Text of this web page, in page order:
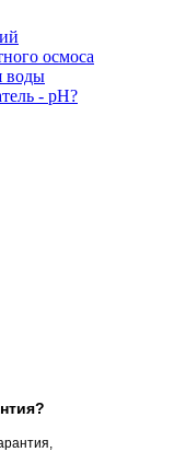
осмоса
воды
- рН?